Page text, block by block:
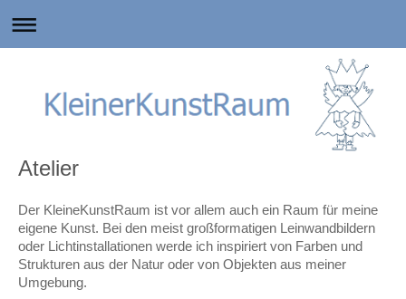
Atelier
Der KleineKunstRaum ist vor allem auch ein Raum für meine
eigene Kunst. Bei den meist großformatigen Leinwandbildern
oder Lichtinstallationen werde ich inspiriert von Farben und
Strukturen aus der Natur oder von Objekten aus meiner
Umgebung.